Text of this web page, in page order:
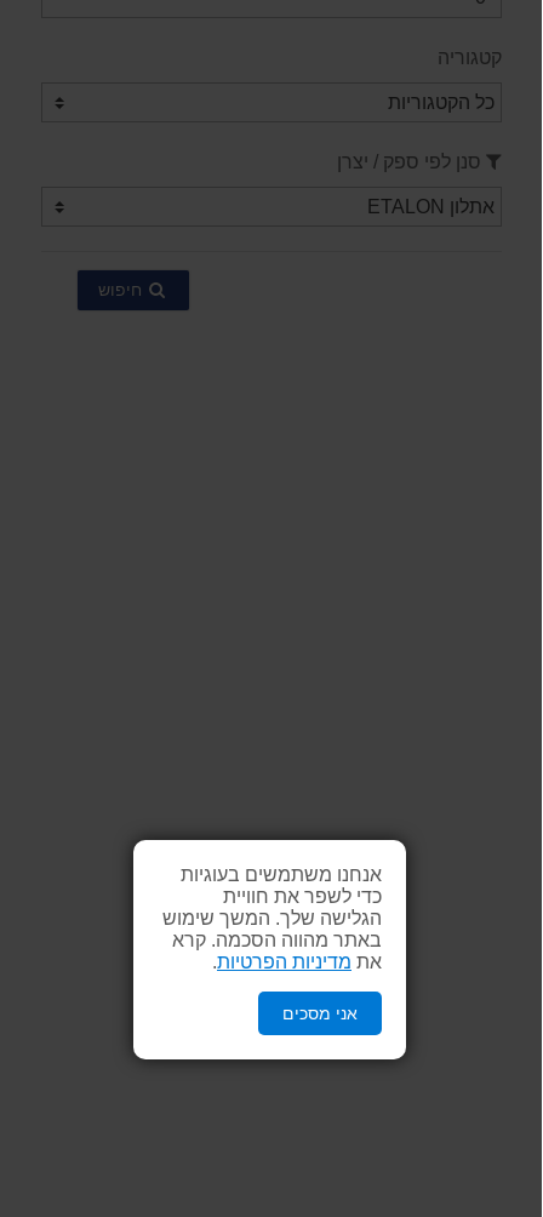
אנחנו משתמשים בעוגיות
כדי לשפר את חוויית
הגלישה שלך. המשך שימוש
באתר מהווה הסכמה. קרא
את מדיניות הפרטיות.
אני מסכים
קטגוריה
סנן לפי ספק / יצרן
חיפוש